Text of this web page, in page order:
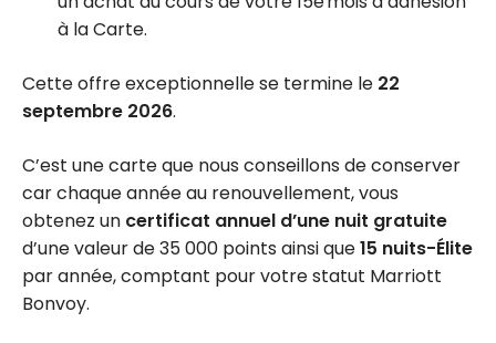
à la Carte.
Cette offre exceptionnelle se termine le 22
septembre 2026.
C’est une carte que nous conseillons de conserver
car chaque année au renouvellement, vous
obtenez un certificat annuel d’une nuit gratuite
d’une valeur de 35 000 points ainsi que15 nuits-Élite
par année, comptant pour votre statut Marriott
Bonvoy.